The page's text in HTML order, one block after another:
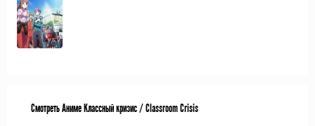
Смотреть Аниме Классный кризис / Classroom Crisis